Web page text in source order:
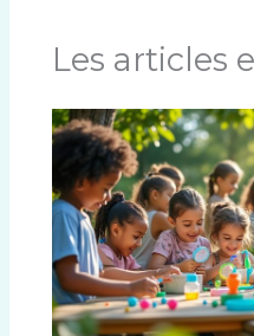
Les articles